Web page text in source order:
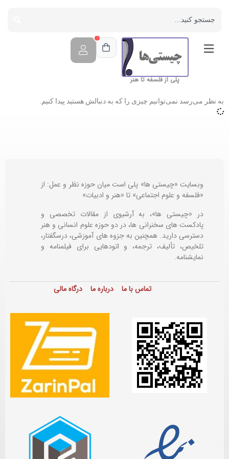
پلی از فلسفه تا هنر
به نظر می‌رسد نمی‌توانیم چیزی را که به دنبالش هستید پیدا کنیم.
وبسایت «چیستی ها» پلی است میان حوزه نظر و عمل: از
«فلسفه و علوم اجتماعی» تا «هنر و ادبیات»
در «چیستی ها»، به آرشیوی از مقالات تخصصی و
پادکست های سخنرانی ها، در دو حوزه علوم انسانی و هنر
دسترسی دارید. همچنین به جزوه های آموزشی، درسگفتار،
تلخیص، تألیف، ترجمه، و اتودهایی برایفیلمنامه و
نمایشنامه.
تماس با ما درباره ما درگاه مالی